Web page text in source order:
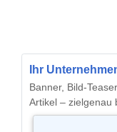
Ihr
Banner, Bild-
Artikel – zielgenau